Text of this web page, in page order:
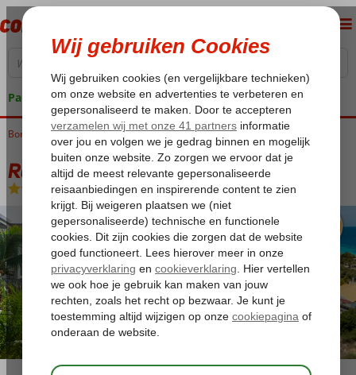
Pakketgarantie
Home
Bonaire Kralendijk Resort Bonaire
Resort Bonaire
Logies-Hotel